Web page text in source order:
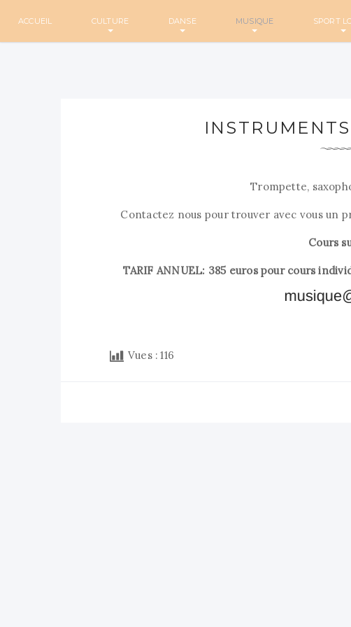
ACCUEIL CULTURE DANSE MUSIQUE SPORT
Trompette,
Contactez nous pour trouver avec vous un
Cours
TARIF ANNUEL: 385 euros pour cours
Vues : 116